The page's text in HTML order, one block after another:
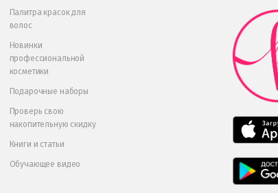
Палитра красок для
волос
Новинки
профессиональной
косметики
Подарочные наборы
Проверь свою
накопительную скидку
Книги и статьи
Обучающее видео